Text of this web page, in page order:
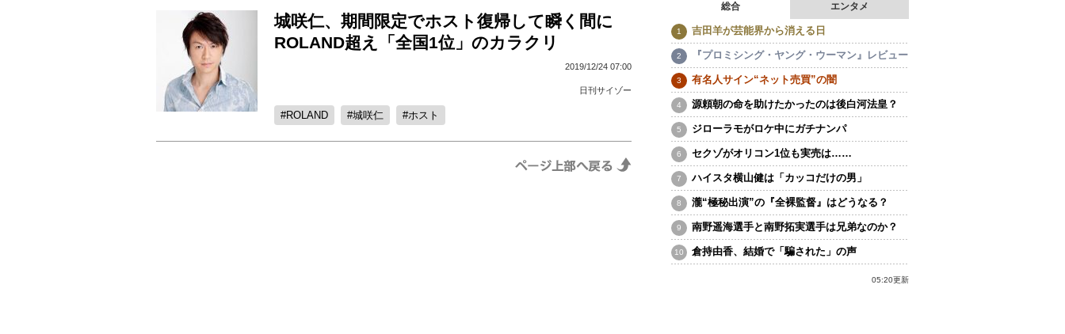
城咲仁、期間限定でホスト復帰して瞬く間に
ROLAND超え「全国1位」のカラクリ
2019/12/24 07:00
日刊サイゾー
ROLAND 城咲仁 ホスト
エンタメ
総合
吉田羊が芸能界から消える日
『プロミシング・ヤング・ウーマン』レビュー
有名人サイン“ネット売買”の闇
源頼朝の命を助けたかったのは後白河法皇？
ジローラモがロケ中にガチナンパ
セクゾがオリコン1位も実売は……
ハイスタ横山健は「カッコだけの男」
瀧“極秘出演”の『全裸監督』はどうなる？
南野遥海選手と南野拓実選手は兄弟なのか？
倉持由香、結婚で「騙された」の声
05:20更新